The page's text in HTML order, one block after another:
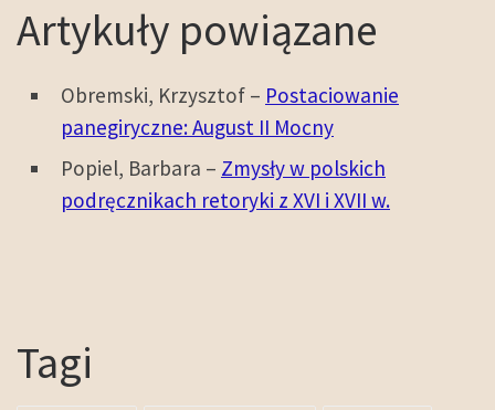
Artykuły powiązane
Obremski, Krzysztof – Postaciowanie
panegiryczne: August II Mocny
Popiel, Barbara – Zmysły w polskich
podręcznikach retoryki z XVI i XVII w.
Tagi